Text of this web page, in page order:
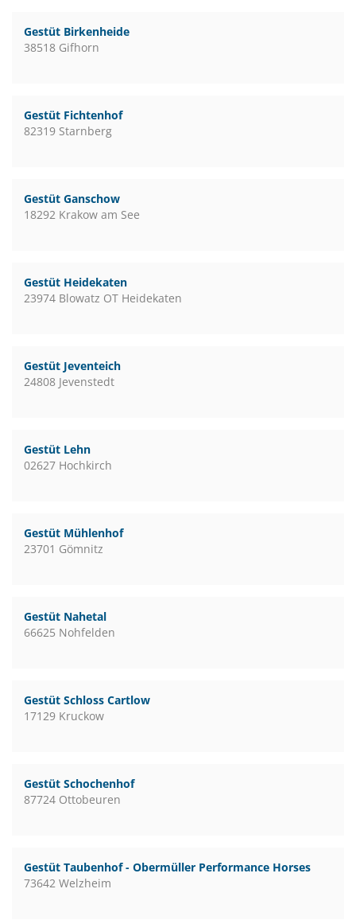
Gestüt Birkenheide
38518 Gifhorn
Gestüt Fichtenhof
82319 Starnberg
Gestüt Ganschow
18292 Krakow am See
Gestüt Heidekaten
23974 Blowatz OT Heidekaten
Gestüt Jeventeich
24808 Jevenstedt
Gestüt Lehn
02627 Hochkirch
Gestüt Mühlenhof
23701 Gömnitz
Gestüt Nahetal
66625 Nohfelden
Gestüt Schloss Cartlow
17129 Kruckow
Gestüt Schochenhof
87724 Ottobeuren
Gestüt Taubenhof - Obermüller Performance Horses
73642 Welzheim